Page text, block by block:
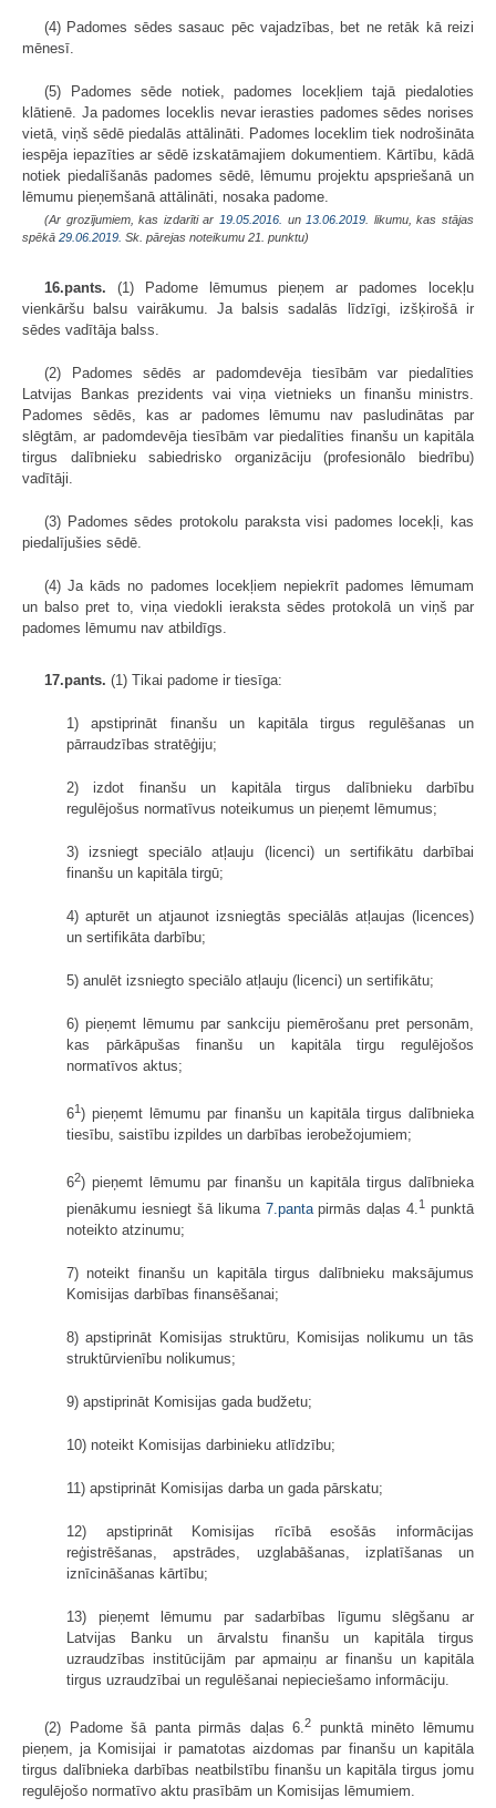
(4) Padomes sēdes sasauc pēc vajadzības, bet ne retāk kā reizi
mēnesī.
(5) Padomes sēde notiek, padomes locekļiem tajā piedaloties
klātienē. Ja padomes loceklis nevar ierasties padomes sēdes norises
vietā, viņš sēdē piedalās attālināti. Padomes loceklim tiek nodrošināta
iespēja iepazīties ar sēdē izskatāmajiem dokumentiem. Kārtību, kādā
notiek piedalīšanās padomes sēdē, lēmumu projektu apspriešanā un
lēmumu pieņemšanā attālināti, nosaka padome.
(Ar grozījumiem, kas izdarīti ar 19.05.2016. un 13.06.2019 . likumu, kas stājas
spēkā 29.06.2019. Sk. pārejas noteikumu 21. punktu)
16.pants. (1) Padome lēmumus pieņem ar padomes locekļu
vienkāršu balsu vairākumu. Ja balsis sadalās līdzīgi, izšķirošā ir
sēdes vadītāja balss.
(2) Padomes sēdēs ar padomdevēja tiesībām var piedalīties
Latvijas Bankas prezidents vai viņa vietnieks un finanšu ministrs.
Padomes sēdēs, kas ar padomes lēmumu nav pasludinātas par
slēgtām, ar padomdevēja tiesībām var piedalīties finanšu un kapitāla
tirgus dalībnieku sabiedrisko organizāciju (profesionālo biedrību)
vadītāji.
(3) Padomes sēdes protokolu paraksta visi padomes locekļi, kas
piedalījušies sēdē.
(4) Ja kāds no padomes locekļiem nepiekrīt padomes lēmumam
un balso pret to, viņa viedokli ieraksta sēdes protokolā un viņš par
padomes lēmumu nav atbildīgs.
17.pants. (1) Tikai padome ir tiesīga:
1) apstiprināt finanšu un kapitāla tirgus regulēšanas un
pārraudzības stratēģiju;
2) izdot finanšu un kapitāla tirgus dalībnieku darbību
regulējošus normatīvus noteikumus un pieņemt lēmumus;
3) izsniegt speciālo atļauju (licenci) un sertifikātu darbībai
finanšu un kapitāla tirgū;
4) apturēt un atjaunot izsniegtās speciālās atļaujas (licences)
un sertifikāta darbību;
5) anulēt izsniegto speciālo atļauju (licenci) un sertifikātu;
6) pieņemt lēmumu par sankciju piemērošanu pret personām,
kas pārkāpušas finanšu un kapitāla tirgu regulējošos
normatīvos aktus;
61) pieņemt lēmumu par finanšu un kapitāla tirgus dalībnieka
tiesību, saistību izpildes un darbības ierobežojumiem;
62) pieņemt lēmumu par finanšu un kapitāla tirgus dalībnieka
pienākumu iesniegt šā likuma 7.pantapirmās daļas 4.1 punktā
noteikto atzinumu;
7) noteikt finanšu un kapitāla tirgus dalībnieku maksājumus
Komisijas darbības finansēšanai;
8) apstiprināt Komisijas struktūru, Komisijas nolikumu un tās
struktūrvienību nolikumus;
9) apstiprināt Komisijas gada budžetu;
10) noteikt Komisijas darbinieku atlīdzību;
11) apstiprināt Komisijas darba un gada pārskatu;
12) apstiprināt Komisijas rīcībā esošās informācijas
reģistrēšanas, apstrādes, uzglabāšanas, izplatīšanas un
iznīcināšanas kārtību;
13) pieņemt lēmumu par sadarbības līgumu slēgšanu ar
Latvijas Banku un ārvalstu finanšu un kapitāla tirgus
uzraudzības institūcijām par apmaiņu ar finanšu un kapitāla
tirgus uzraudzībai un regulēšanai nepieciešamo informāciju.
(2) Padome šā panta pirmās daļas 6.2
punktā minēto lēmumu
pieņem, ja Komisijai ir pamatotas aizdomas par finanšu un kapitāla
tirgus dalībnieka darbības neatbilstību finanšu un kapitāla tirgus jomu
regulējošo normatīvo aktu prasībām un Komisijas lēmumiem.